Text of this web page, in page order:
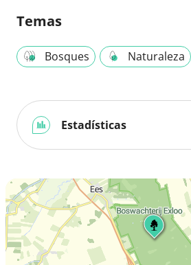
Temas
Bosques Naturaleza
Estadísticas